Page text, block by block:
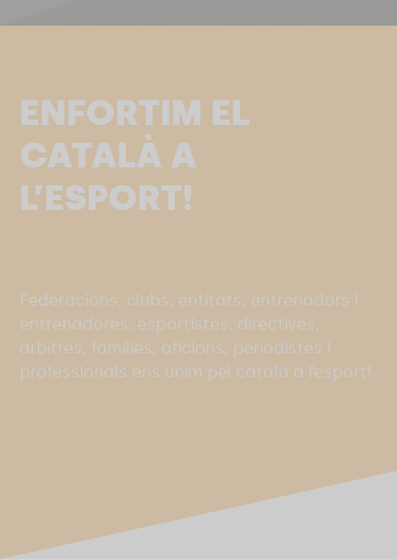
ENFORTIM EL
CATALÀ A
L’ESPORT!
Federacions, clubs, entitats, entrenadors i
entrenadores, esportistes, directives,
àrbitres, famílies, aficions, periodistes i
professionals ens unim pel català a l’esport!